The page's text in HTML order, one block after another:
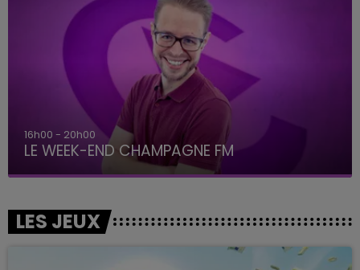
16h00 - 20h00
LE WEEK-END CHAMPAGNE FM
LES JEUX